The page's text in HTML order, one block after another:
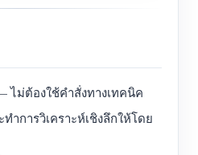
ไม่ต้องใช้คำสั่งทางเทคนิค
ำการวิเคราะห์เชิงลึกให้โดย